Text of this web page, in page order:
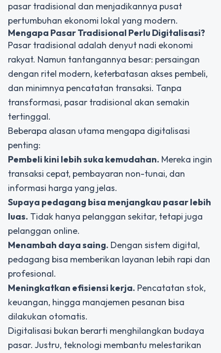
pasar tradisional dan menjadikannya pusat
pertumbuhan ekonomi lokal yang modern.
Mengapa Pasar Tradisional Perlu Digitalisasi?
Pasar tradisional adalah denyut nadi ekonomi
rakyat. Namun tantangannya besar: persaingan
dengan ritel modern, keterbatasan akses pembeli,
dan minimnya pencatatan transaksi. Tanpa
transformasi, pasar tradisional akan semakin
tertinggal.
Beberapa alasan utama mengapa digitalisasi
penting:
Pembeli kini lebih suka kemudahan. Mereka ingin
transaksi cepat, pembayaran non-tunai, dan
informasi harga yang jelas.
Supaya pedagang bisa menjangkau pasar lebih
luas. Tidak hanya pelanggan sekitar, tetapi juga
pelanggan online.
Menambah daya saing. Dengan sistem digital,
pedagang bisa memberikan layanan lebih rapi dan
profesional.
Meningkatkan efisiensi kerja. Pencatatan stok,
keuangan, hingga manajemen pesanan bisa
dilakukan otomatis.
Digitalisasi bukan berarti menghilangkan budaya
pasar. Justru, teknologi membantu melestarikan